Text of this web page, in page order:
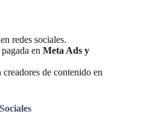
redes sociales.
en Meta Ads y
de contenido en